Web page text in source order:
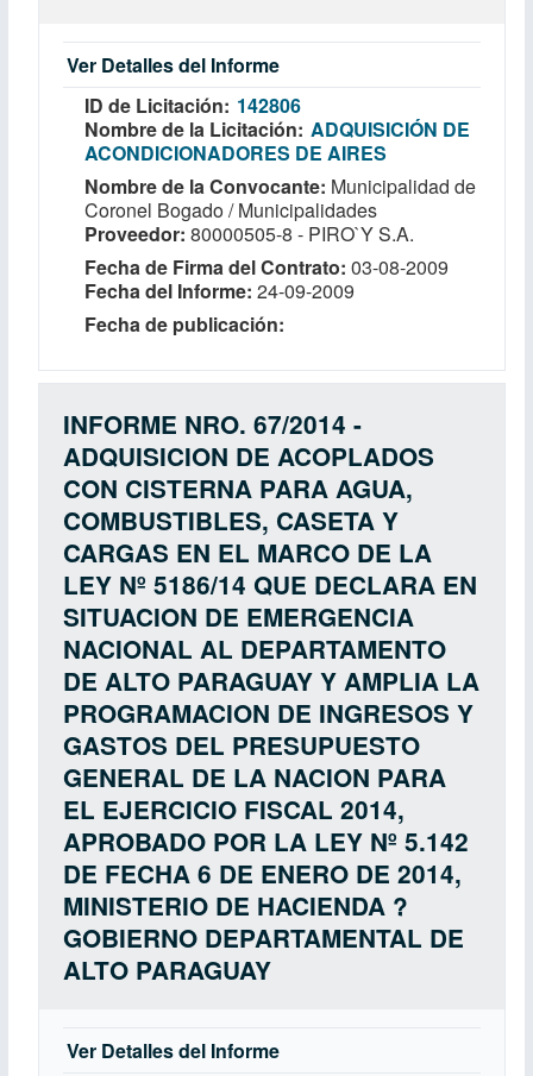
Ver Detalles del Informe
ID de Licitación 142806
Nombre de la Licitación ADQUISICIÓN DE
ACONDICIONADORES DE AIRES
Nombre de la Convocante Municipalidad de
Coronel Bogado / Municipalidades
Proveedor 80000505-8 - PIRO`Y S.A.
Fecha de Firma del Contrato 03-08-2009
Fecha del Informe 24-09-2009
Fecha de publicación
INFORME NRO. 67/2014 -
ADQUISICION DE ACOPLADOS
CON CISTERNA PARA AGUA,
COMBUSTIBLES, CASETA Y
CARGAS EN EL MARCO DE LA
LEY Nº 5186/14 QUE DECLARA EN
SITUACION DE EMERGENCIA
NACIONAL AL DEPARTAMENTO
DE ALTO PARAGUAY Y AMPLIA LA
PROGRAMACION DE INGRESOS Y
GASTOS DEL PRESUPUESTO
GENERAL DE LA NACION PARA
EL EJERCICIO FISCAL 2014,
APROBADO POR LA LEY Nº 5.142
DE FECHA 6 DE ENERO DE 2014,
MINISTERIO DE HACIENDA ?
GOBIERNO DEPARTAMENTAL DE
ALTO PARAGUAY
Ver Detalles del Informe